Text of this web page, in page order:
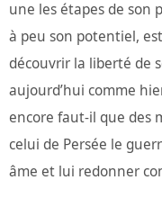
une les étapes de son
à peu son potentiel,
découvrir la liberté de
aujourd’hui comme
encore faut-il que des
celui de Persée le
âme et lui redonner